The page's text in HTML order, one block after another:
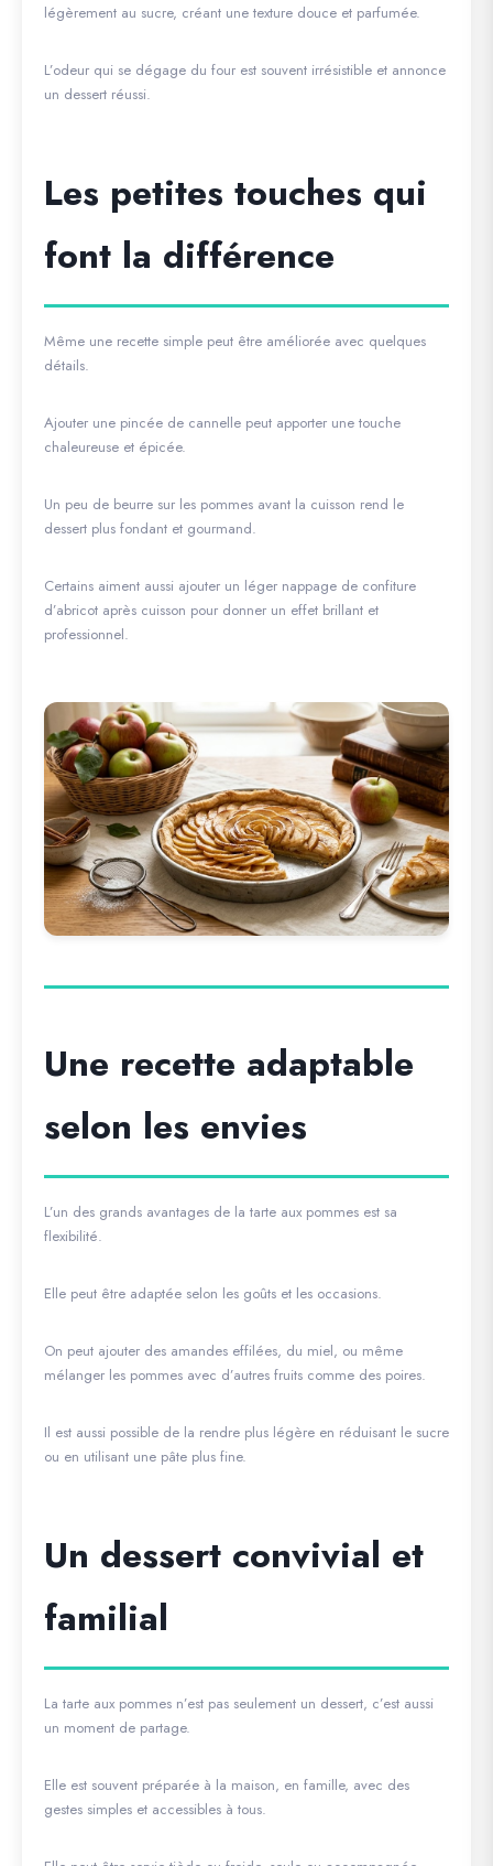
légèrement au sucre, créant une texture douce et parfumée.
L’odeur qui se dégage du four est souvent irrésistible et annonce
un dessert réussi.
Les petites touches qui
font la différence
Même une recette simple peut être améliorée avec quelques
détails.
Ajouter une pincée de cannelle peut apporter une touche
chaleureuse et épicée.
Un peu de beurre sur les pommes avant la cuisson rend le
dessert plus fondant et gourmand.
Certains aiment aussi ajouter un léger nappage de confiture
d’abricot après cuisson pour donner un effet brillant et
professionnel.
Une recette adaptable
selon les envies
L’un des grands avantages de la tarte aux pommes est sa
flexibilité.
Elle peut être adaptée selon les goûts et les occasions.
On peut ajouter des amandes effilées, du miel, ou même
mélanger les pommes avec d’autres fruits comme des poires.
Il est aussi possible de la rendre plus légère en réduisant le sucre
ou en utilisant une pâte plus fine.
Un dessert convivial et
familial
La tarte aux pommes n’est pas seulement un dessert, c’est aussi
un moment de partage.
Elle est souvent préparée à la maison, en famille, avec des
gestes simples et accessibles à tous.